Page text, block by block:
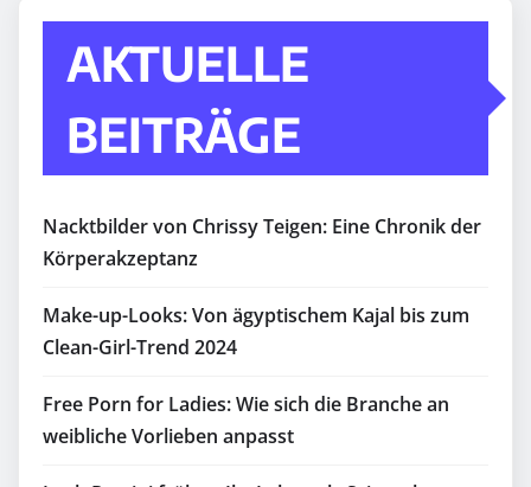
AKTUELLE
BEITRÄGE
Nacktbilder von Chrissy Teigen: Eine Chronik der
Körperakzeptanz
Make-up-Looks: Von ägyptischem Kajal bis zum
Clean-Girl-Trend 2024
Free Porn for Ladies: Wie sich die Branche an
weibliche Vorlieben anpasst